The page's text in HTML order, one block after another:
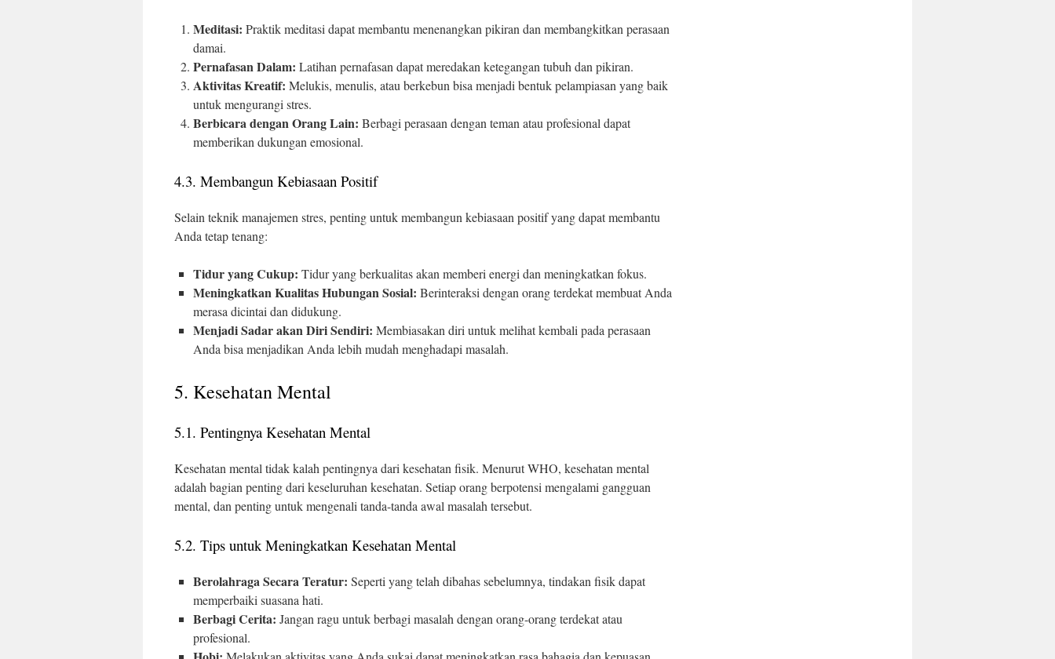
Meditasi: Praktik meditasi dapat membantu menenangkan pikiran dan membangkitkan perasaan
damai.
Pernafasan Dalam: Latihan pernafasan dapat meredakan ketegangan tubuh dan pikiran.
Aktivitas Kreatif: Melukis, menulis, atau berkebun bisa menjadi bentuk pelampiasan yang baik
untuk mengurangi stres.
Berbicara dengan Orang Lain: Berbagi perasaan dengan teman atau profesional dapat
memberikan dukungan emosional.
4.3. Membangun Kebiasaan Positif
Selain teknik manajemen stres, penting untuk membangun kebiasaan positif yang dapat membantu
Anda tetap tenang:
Tidur yang Cukup: Tidur yang berkualitas akan memberi energi dan meningkatkan fokus.
Meningkatkan Kualitas Hubungan Sosial: Berinteraksi dengan orang terdekat membuat Anda
merasa dicintai dan didukung.
Menjadi Sadar akan Diri Sendiri: Membiasakan diri untuk melihat kembali pada perasaan
Anda bisa menjadikan Anda lebih mudah menghadapi masalah.
5. Kesehatan Mental
5.1. Pentingnya Kesehatan Mental
Kesehatan mental tidak kalah pentingnya dari kesehatan fisik. Menurut WHO, kesehatan mental
adalah bagian penting dari keseluruhan kesehatan. Setiap orang berpotensi mengalami gangguan
mental, dan penting untuk mengenali tanda-tanda awal masalah tersebut.
5.2. Tips untuk Meningkatkan Kesehatan Mental
Berolahraga Secara Teratur: Seperti yang telah dibahas sebelumnya, tindakan fisik dapat
memperbaiki suasana hati.
Berbagi Cerita: Jangan ragu untuk berbagi masalah dengan orang-orang terdekat atau
profesional.